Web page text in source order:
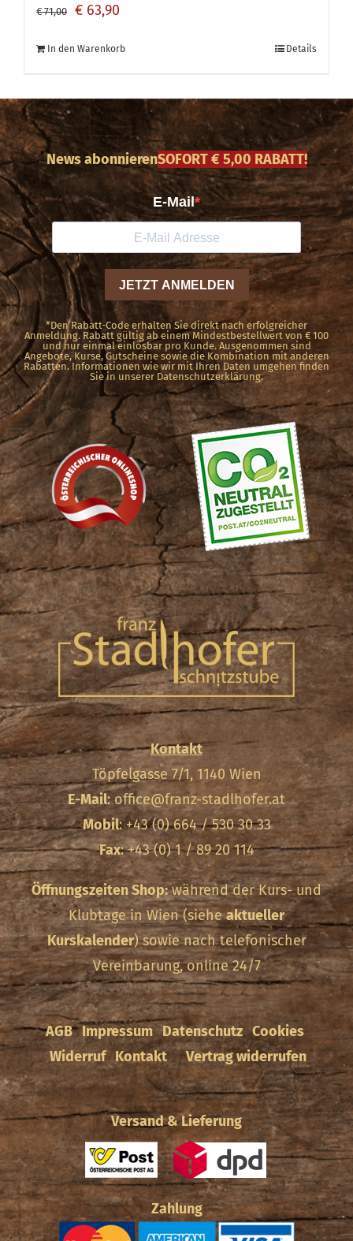
€71,00
Ursprünglicher
€ 63,90
In den Warenkorb Details
News abonnierenSOFORT € 5,00 RABATT!
*Den Rabatt-Code erhalten Sie direkt nach erfolgreicher
Anmeldung. Rabatt gültig ab einem Mindestbestellwert von € 100
und nur einmal einlösbar pro Kunde. Ausgenommen sind
Angebote, Kurse, Gutscheine sowie die Kombination mit anderen
Rabatten. Informationen wie wir mit Ihren Daten umgehen finden
Sie in unserer Datenschutzerklärung.
Kontakt
Töpfelgasse 7/1, 1140 Wien
E-Mail:office@franz-stadlhofer.at
Mobil: +43 (0) 664 / 530 30 33
Fax: +43 (0) 1 / 89 20 114
Öffnungszeiten Shop:während der Kurs- und
Klubtage in Wien (sieheaktueller
Kurskalender) sowie nach telefonischer
Vereinbarung, online 24/7
AGB Impressum Datenschutz Cookies
Widerruf Kontakt Vertrag widerrufen
Versand & Lieferung
Zahlung